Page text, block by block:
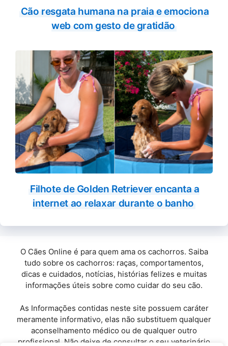
Cão resgata humana na praia e emociona
web com gesto de gratidão
Filhote de Golden Retriever encanta a
internet ao relaxar durante o banho
O Cães Online é para quem ama os cachorros. Saiba
tudo sobre os cachorros: raças, comportamentos,
dicas e cuidados, notícias, histórias felizes e muitas
informações úteis sobre como cuidar do seu cão.
As Informações contidas neste site possuem caráter
meramente informativo, elas não substituem qualquer
aconselhamento médico ou de qualquer outro
profissional. Não deixe de consultar o seu veterinário